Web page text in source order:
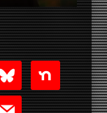
nextdoor